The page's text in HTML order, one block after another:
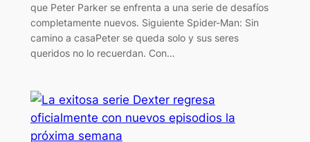
que Peter Parker se enfrenta a una serie de desafíos
completamente nuevos. Siguiente Spider-Man: Sin
camino a casaPeter se queda solo y sus seres
queridos no lo recuerdan. Con…